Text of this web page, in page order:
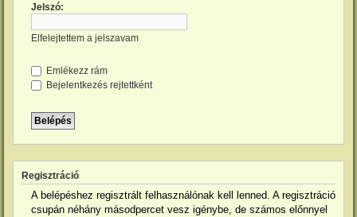
Jelszó:
Elfelejtettem a jelszavam
Emlékezz rám
Bejelentkezés rejtettként
Regisztráció
A belépéshez regisztrált felhasználónak kell lenned. A regisztráció
csupán néhány másodpercet vesz igénybe, de számos előnnyel